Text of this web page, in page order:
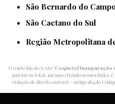
São Bernardo do
São Caetano do Sul
Região Metropolitana
O conteúdo do texto "Coquetel Inauguração
parcial ou total, mesmo citando nossos links,
violação de direito autoral – artigo 184 do